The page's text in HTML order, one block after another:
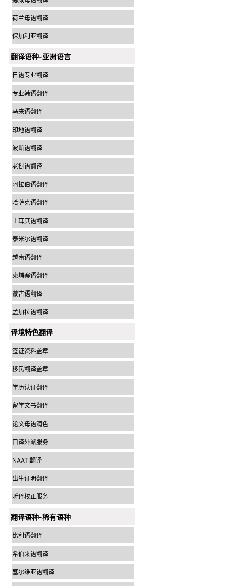
荷兰母语翻译
保加利亚翻译
翻译语种-亚洲语言
日语专业翻译
专业韩语翻译
马来语翻译
印地语翻译
波斯语翻译
老挝语翻译
阿拉伯语翻译
哈萨克语翻译
土耳其语翻译
泰米尔语翻译
越南语翻译
柬埔寨语翻译
蒙古语翻译
孟加拉语翻译
译境特色翻译
签证资料盖章
移民翻译盖章
学历认证翻译
留学文书翻译
论文母语润色
口译外派服务
NAATI翻译
出生证明翻译
听译校正服务
翻译语种-稀有语种
比利语翻译
希伯来语翻译
塞尔维亚语翻译